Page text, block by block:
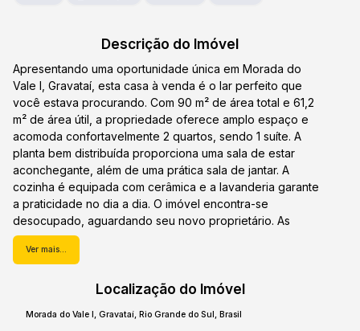
Descrição do Imóvel
Apresentando uma oportunidade única em Morada do
Vale I, Gravataí, esta casa à venda é o lar perfeito que
você estava procurando. Com 90 m² de área total e 61,2
m² de área útil, a propriedade oferece amplo espaço e
acomoda confortavelmente 2 quartos, sendo 1 suíte. A
planta bem distribuída proporciona uma sala de estar
aconchegante, além de uma prática sala de jantar. A
cozinha é equipada com cerâmica e a lavanderia garante
a praticidade no dia a dia. O imóvel encontra-se
desocupado, aguardando seu novo proprietário. As
comodidades do imóvel incluem ainda uma agradável sala
de estar, perfeita para relaxar após um longo dia. O
escolas, comércios e serviços próximos, torna essa casa
chance de conhecer pessoalmente essa propriedade que
Ver mais...
Localização do Imóvel
Morada do Vale I,Gravataí,Rio Grande do Sul,Brasil